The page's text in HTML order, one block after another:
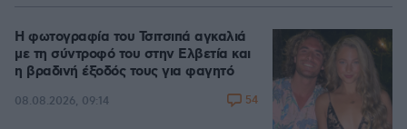
Η φωτογραφία του Τσιτσιπά αγκαλιά
με τη σύντροφό του στην Ελβετία και
η βραδινή έξοδός τους για φαγητό
08.08.2026, 09:14 54